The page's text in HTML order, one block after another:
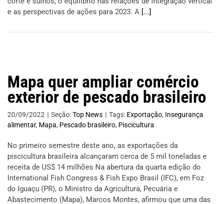
e as perspectivas de ações para 2023. A [...]
Mapa quer ampliar comércio
exterior de pescado brasileiro
20/09/2022 | Seção:Top News | Tags: Exportação, Insegurança
alimentar, Mapa, Pescado brasileiro, Piscicultura
No primeiro semestre deste ano, as exportações da
piscicultura brasileira alcançaram cerca de 5 mil toneladas e
receita de US$ 14 milhões Na abertura da quarta edição do
International Fish Congress & Fish Expo Brasil (IFC), em Foz
do Iguaçu (PR), o Ministro da Agricultura, Pecuária e
Abastecimento (Mapa), Marcos Montes, afirmou que uma das